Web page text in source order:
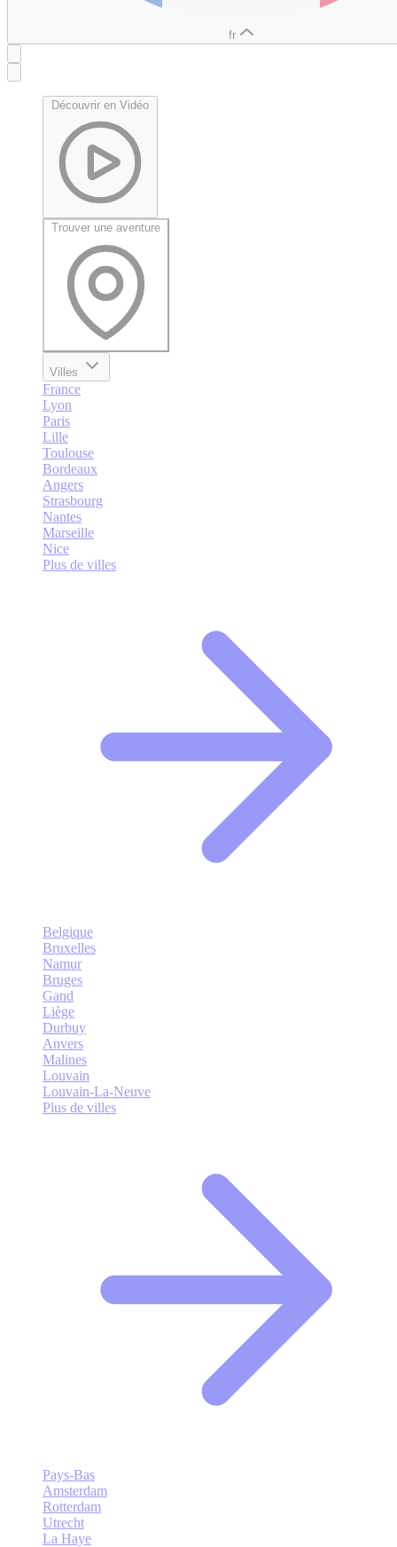
fr
Découvrir en Vidéo
Trouver une aventure
Villes
France
Lyon
Paris
Lille
Toulouse
Bordeaux
Angers
Strasbourg
Nantes
Marseille
Nice
Plus de villes
Belgique
Bruxelles
Namur
Bruges
Gand
Liège
Durbuy
Anvers
Malines
Louvain
Louvain-La-Neuve
Plus de villes
Pays-Bas
Amsterdam
Rotterdam
Utrecht
La Haye